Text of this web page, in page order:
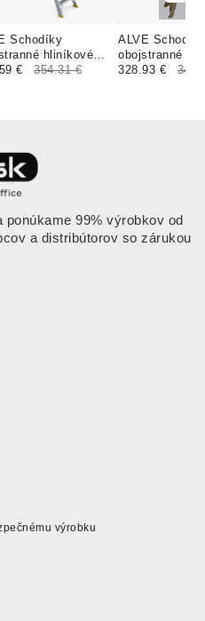
Schodíky
hliníkové
PROFI PLUS
€ 354.31 €
ALVE Schodíky
obojstranné
madlom 9417
328.93 €
99% výrobkov od
a distribútorov so zárukou
výrobku